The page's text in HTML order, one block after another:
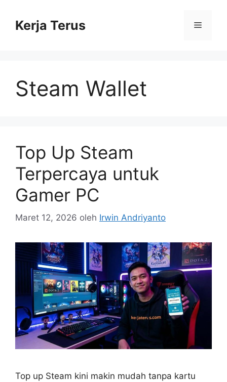
Kerja Terus Menu
Steam Wallet
Top Up Steam
Terpercaya untuk
Gamer PC
Maret 12, 2026 oleh Irwin Andriyanto
Top up Steam kini makin mudah tanpa kartu